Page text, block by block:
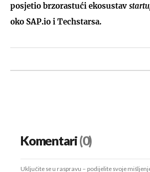
posjetio brzorastući ekosustav
oko SAP.io i Techstarsa.
Komentari(0)
Uključite se u raspravu – podijelite svoje